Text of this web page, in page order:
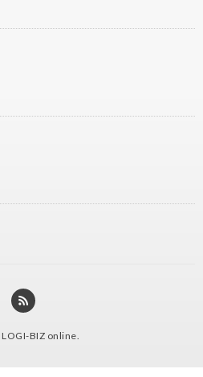
LOGI-BIZ online